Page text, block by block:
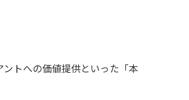
トへの価値提供といった「本